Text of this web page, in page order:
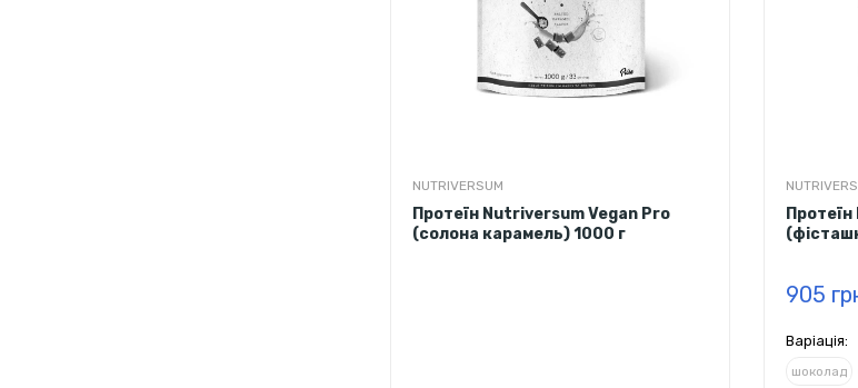
NUTRIVERSUM
Протеїн Nutriversum Vegan Pro
(солона карамель) 1000 г
905
Варіація:
шоколад